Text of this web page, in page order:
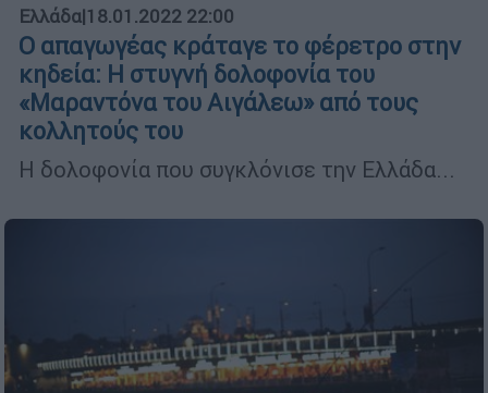
Ελλάδα|18.01.2022 22:00
Ο απαγωγέας κράταγε το φέρετρο στην
κηδεία: Η στυγνή δολοφονία του
«Μαραντόνα του Αιγάλεω» από τους
κολλητούς του
H δολοφονία που συγκλόνισε την Ελλάδα...